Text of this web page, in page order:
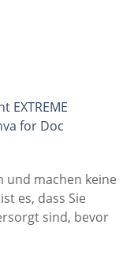
und machen keine
es, dass Sie
sind, bevor